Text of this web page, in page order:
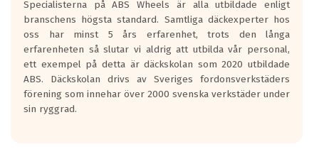
längsta.
Inga D eller G betyg delas ut för
personbilar och lätta lastbilar.
Betyget sätts efter ett test där däcken
skall bromsa in på en väg där det ligger
0.5-1.5 mm vatten.
I 80km/h kommer skillnaden på
Specialisterna på ABS Wheels är alla utbildade enligt
branschens högsta standard. Samtliga däckexperter hos
oss har minst 5 års erfarenhet, trots den långa
erfarenheten så slutar vi aldrig att utbilda vår personal,
ett exempel på detta är däckskolan som 2020 utbildade
ABS. Däckskolan drivs av Sveriges fordonsverkstäders
förening som innehar över 2000 svenska verkstäder under
sin ryggrad.